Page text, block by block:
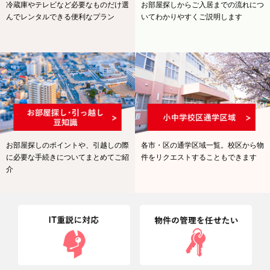
冷蔵庫やテレビなど必要なものだけ選
んでレンタルできる便利なプラン
お部屋探しからご入居までの流れにつ
いてわかりやすくご説明します
お部屋探しのポイントや、 引越しの際
に必要な手続きについて まとめてご紹
介
各市・区の通学区域一覧。校区から物
件をリクエストすることもできます